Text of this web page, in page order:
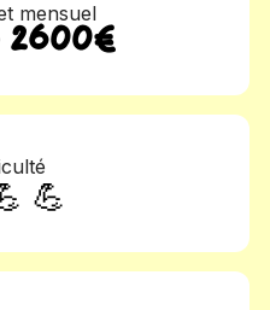
mensuel
2600€
💪